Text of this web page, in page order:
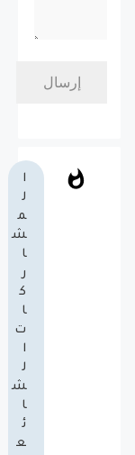
ا
ل
م
ش
ا
ر
ك
ا
ت
ا
ل
ش
ا
ئ
ع